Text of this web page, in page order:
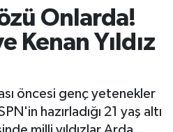
Onlarda!
Kenan Yıldız
öncesi genç yetenekler
hazırladığı 21 yaş altı